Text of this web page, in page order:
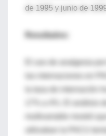
de 1995 y junio de
Resultados:
El uso de analgesia
17% a 4%. El análisis